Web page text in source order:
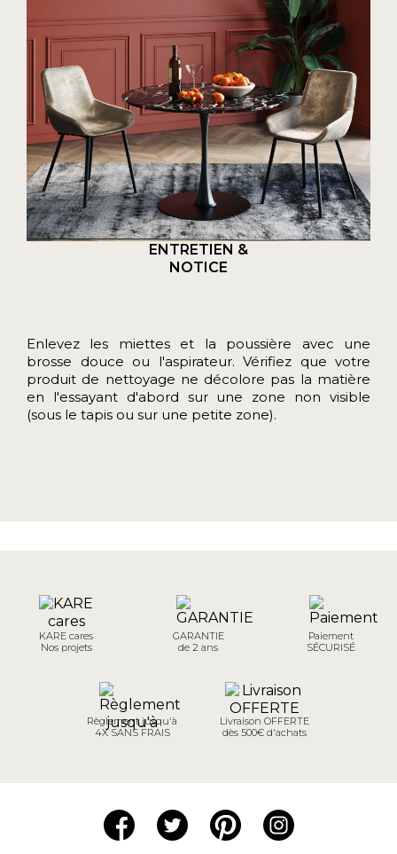
ENTRETIEN &
NOTICE
Enlevez les miettes et la poussière avec une
brosse douce ou l'aspirateur. Vérifiez que votre
produit de nettoyage ne décolore pas la matière
en l'essayant d'abord sur une zone non visible
(sous le tapis ou sur une petite zone).
KARE cares
Nos projets
GARANTIE
de 2 ans
Paiement
SÉCURISÉ
Règlement jusqu'à
4X SANS FRAIS
Livraison OFFERTE
dès 500€ d'achats